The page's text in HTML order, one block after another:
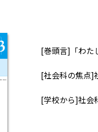
[巻頭言]「わた
[社会科の焦点]
[学校から]社会